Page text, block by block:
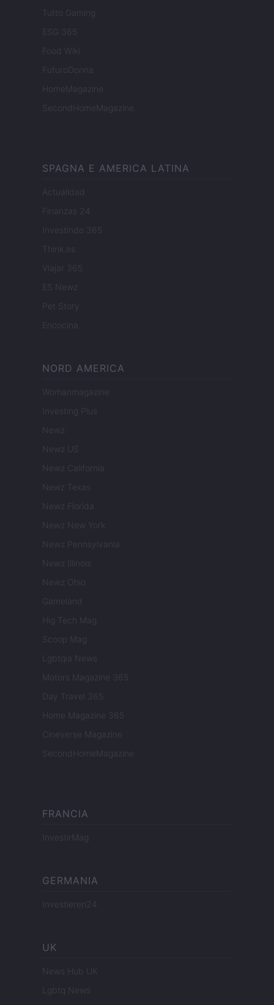
Tutto Gaming
ESG 365
Food Wiki
FuturoDonna
HomeMagazine
SecondHomeMagazine
SPAGNA E AMERICA LATINA
Actualidad
Finanzas 24
Investindo 365
Think.es
Viajar 365
ES Newz
Pet Story
Encocina
NORD AMERICA
Womanmagazine
Investing Plus
Newz
Newz US
Newz California
Newz Texas
Newz Florida
Newz New York
Newz Pennsylvania
Newz Illinois
Newz Ohio
Gameland
Hig Tech Mag
Scoop Mag
Lgbtqia News
Motors Magazine 365
Day Travel 365
Home Magazine 365
Cineverse Magazine
SecondHomeMagazine
FRANCIA
InvestirMag
GERMANIA
Investieren24
UK
News Hub UK
Lgbtq News